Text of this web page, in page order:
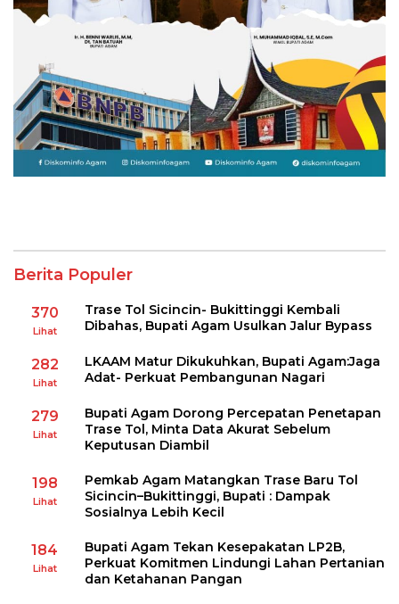
Berita Populer
370
Lihat
Trase Tol Sicincin- Bukittinggi Kembali
Dibahas, Bupati Agam Usulkan Jalur Bypass
282
Lihat
LKAAM Matur Dikukuhkan, Bupati Agam:Jaga
Adat- Perkuat Pembangunan Nagari
279
Lihat
Bupati Agam Dorong Percepatan Penetapan
Trase Tol, Minta Data Akurat Sebelum
Keputusan Diambil
198
Lihat
Pemkab Agam Matangkan Trase Baru Tol
Sicincin–Bukittinggi, Bupati : Dampak
Sosialnya Lebih Kecil
184
Lihat
Bupati Agam Tekan Kesepakatan LP2B,
Perkuat Komitmen Lindungi Lahan Pertanian
dan Ketahanan Pangan